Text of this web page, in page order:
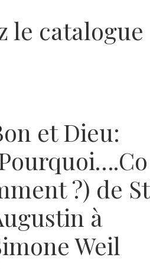
le catalogue
et Dieu:
?) de St
à
Weil